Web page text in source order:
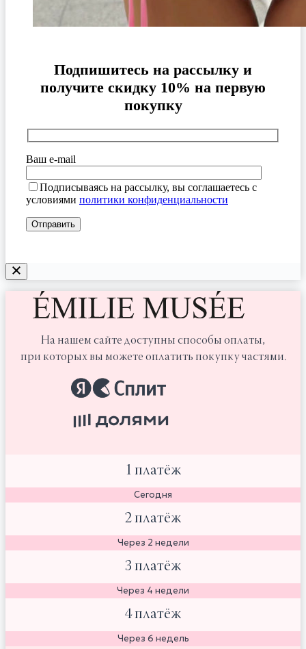
Подпишитесь на рассылку и
получите скидку 10% на первую
покупку
Ваш e-mail
Подписываясь на рассылку, вы соглашаетесь с
условиями политики конфиденциальности
На нашем сайте доступны способы оплаты,
при которых вы можете оплатить покупку частями.
1 платёж
Сегодня
2 платёж
Через 2 недели
3 платёж
Через 4 недели
4 платёж
Через 6 недель